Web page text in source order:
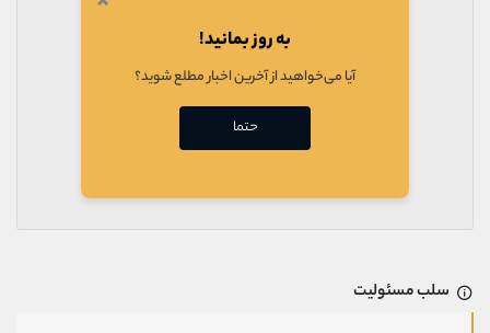
سلب مسئولیت
به روز بمانید!
آیا می‌خواهید از آخرین اخبار مطلع شوید؟
حتما